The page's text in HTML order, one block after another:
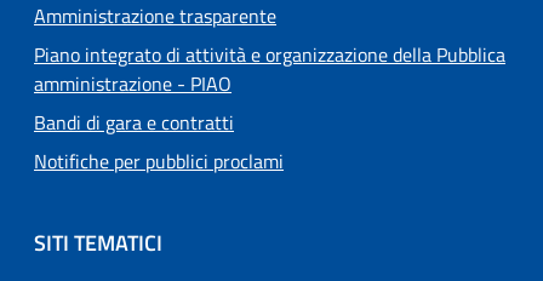
Amministrazione trasparente
Piano integrato di attività e organizzazione della Pubblica
amministrazione - PIAO
Bandi di gara e contratti
Notifiche per pubblici proclami
SITI TEMATICI